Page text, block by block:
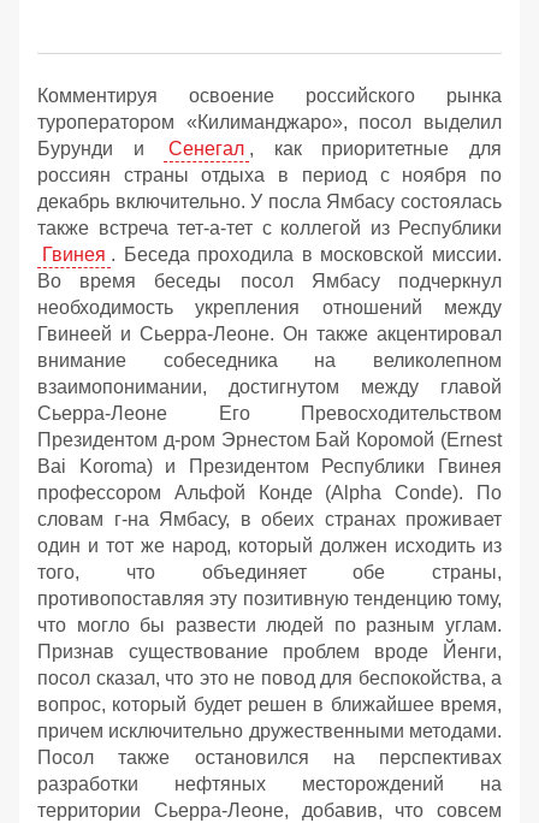
Комментируя освоение российского рынка
туроператором «Килиманджаро», посол выделил
Бурунди и
Сенегал , как приоритетные для
россиян страны отдыха в период с ноября по
декабрь включительно. У посла Ямбасу состоялась
также встреча тет-а-тет с коллегой из Республики
Гвинея . Беседа проходила в московской миссии.
Во время беседы посол Ямбасу подчеркнул
необходимость укрепления отношений между
Гвинеей и Сьерра-Леоне. Он также акцентировал
внимание собеседника на великолепном
взаимопонимании, достигнутом между главой
Сьерра-Леоне Его Превосходительством
Президентом д-ром Эрнестом Бай Коромой (Ernest
Bai Koroma) и Президентом Республики Гвинея
профессором Альфой Конде (Alpha Conde). По
словам г-на Ямбасу, в обеих странах проживает
один и тот же народ, который должен исходить из
того, что объединяет обе страны,
противопоставляя эту позитивную тенденцию тому,
что могло бы развести людей по разным углам.
Признав существование проблем вроде Йенги,
посол сказал, что это не повод для беспокойства, а
вопрос, который будет решен в ближайшее время,
причем исключительно дружественными методами.
Посол также остановился на перспективах
разработки нефтяных месторождений на
территории Сьерра-Леоне, добавив, что совсем